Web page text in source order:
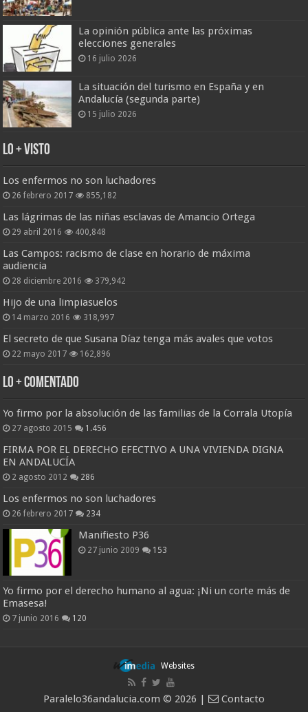
La opinión pública ante las próximas
elecciones generales
16 julio 2026
La situación del turismo en España y en
Andalucía (segunda parte)
15 julio 2026
Lo + Visto
Los enfermos no son luchadores
26 febrero 2017 855,182
Las lágrimas de las niñas esclavas de Amancio Ortega
29 abril 2016 400,848
Las Campos: racismo de clase en horario de máxima
audiencia
28 diciembre 2016 379,942
Hijo de una limpiasuelos
14 marzo 2016 318,997
El secreto de que Susana Díaz tenga más avales que votos
22 mayo 2017 162,896
Lo + Comentado
Yo firmo por la absolución de las familias de la Corrala Utopía
27 agosto 2015 1.456
FIRMA POR EL DERECHO EFECTIVO A UNA VIVIENDA DIGNA
EN ANDALUCÍA
2 agosto 2012 286
Los enfermos no son luchadores
26 febrero 2017 234
Manifiesto P36
27 junio 2009 153
Yo firmo por el derecho humano al agua: ¡Ni un corte más de
Emasesa!
7 junio 2016 120
Websites
Paralelo36andalucia.com © 2026 | Contacto